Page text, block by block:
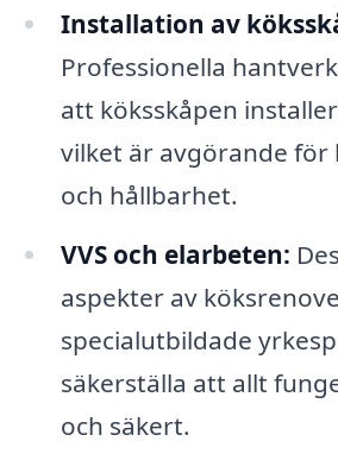
Installation av
Professionella
att köksskåpen
vilket är avgörande för
och hållbarhet.
VVS och elarbeten:
aspekter av
specialutbildade
säkerställa att allt
och säkert.